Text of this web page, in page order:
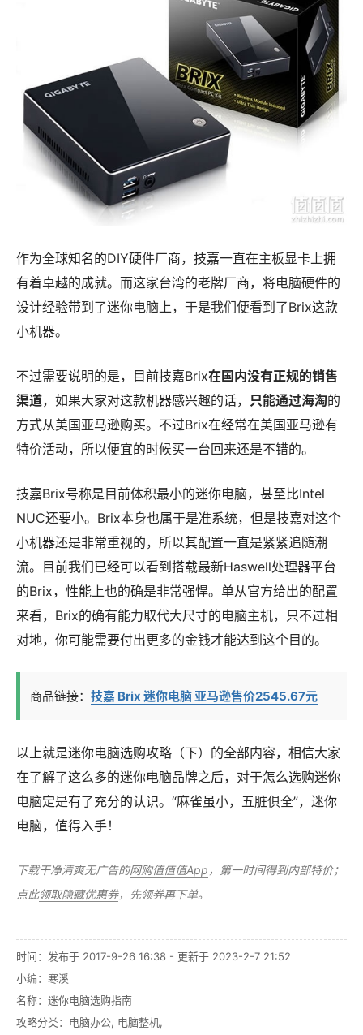
作为全球知名的DIY硬件厂商，技嘉一直在主板显卡上拥
有着卓越的成就。而这家台湾的老牌厂商，将电脑硬件的
设计经验带到了迷你电脑上，于是我们便看到了Brix这款
小机器。
不过需要说明的是，目前技嘉Brix在国内没有正规的销售
渠道，如果大家对这款机器感兴趣的话， 只能通过海淘的
方式从美国亚马逊购买。不过Brix在经常在美国亚马逊有
特价活动，所以便宜的时候买一台回来还是不错的。
技嘉Brix号称是目前体积最小的迷你电脑，甚至比Intel
NUC还要小。Brix本身也属于是准系统，但是技嘉对这个
小机器还是非常重视的，所以其配置一直是紧紧追随潮
流。目前我们已经可以看到搭载最新Haswell处理器平台
的Brix，性能上也的确是非常强悍。单从官方给出的配置
来看，Brix的确有能力取代大尺寸的电脑主机，只不过相
对地，你可能需要付出更多的金钱才能达到这个目的。
商品链接： 技嘉 Brix 迷你电脑 亚马逊售价2545.67元
以上就是迷你电脑选购攻略（下）的全部内容，相信大家
在了解了这么多的迷你电脑品牌之后，对于怎么选购迷你
电脑定是有了充分的认识。“麻雀虽小，五脏俱全”，迷你
电脑，值得入手！
下载干净清爽无广告的网购值值值App ，第一时间得到内部特价；
点此领取隐藏优惠券，先领券再下单。
时间：发布于 2017-9-26 16:38 - 更新于 2023-2-7 21:52
小编：寒溪
名称： 迷你电脑选购指南
攻略分类： 电脑办公, 电脑整机,